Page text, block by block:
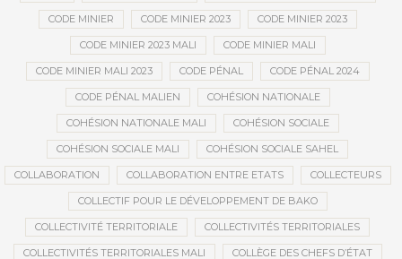
CODE MINIER CODE MINIER 2023 CODE MINIER 2023
CODE MINIER 2023 MALI CODE MINIER MALI
CODE MINIER MALI 2023 CODE PÉNAL CODE PÉNAL 2024
CODE PÉNAL MALIEN COHÉSION NATIONALE
COHÉSION NATIONALE MALI COHÉSION SOCIALE
COHÉSION SOCIALE MALI COHÉSION SOCIALE SAHEL
COLLABORATION COLLABORATION ENTRE ETATS COLLECTEURS
COLLECTIF POUR LE DÉVELOPPEMENT DE BAKO
COLLECTIVITÉ TERRITORIALE COLLECTIVITÉS TERRITORIALES
COLLECTIVITÉS TERRITORIALES MALI COLLÈGE DES CHEFS D’ÉTAT